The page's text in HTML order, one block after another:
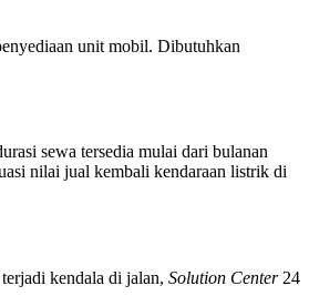
unit mobil. Dibutuhkan
sewa tersedia mulai dari bulanan
nilai jual kembali kendaraan listrik di
kendala di jalan, Solution Center24